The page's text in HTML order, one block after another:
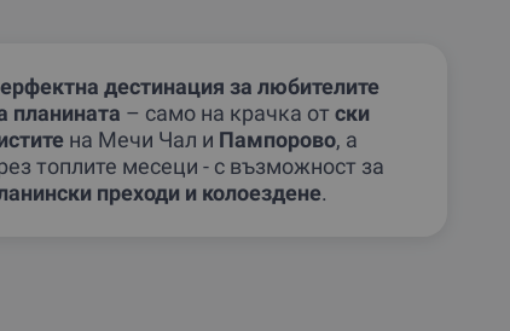
дестинация за любителите
планината – само на крачка отски
на Мечи Чал и Пампорово, а
топлите месеци - с възможност за
преходи и колоездене.